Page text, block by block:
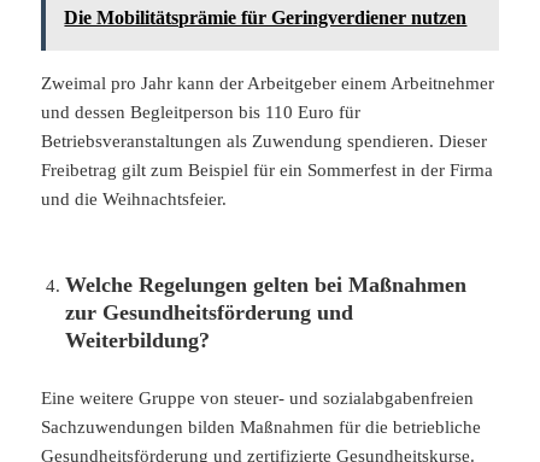
Die Mobilitätsprämie für Geringverdiener nutzen
Zweimal pro Jahr kann der Arbeitgeber einem Arbeitnehmer
und dessen Begleitperson bis 110 Euro für
Betriebsveranstaltungen als Zuwendung spendieren. Dieser
Freibetrag gilt zum Beispiel für ein Sommerfest in der Firma
und die Weihnachtsfeier.
Welche Regelungen gelten bei Maßnahmen
zur Gesundheitsförderung und
Weiterbildung?
Eine weitere Gruppe von steuer- und sozialabgabenfreien
Sachzuwendungen bilden Maßnahmen für die betriebliche
Gesundheitsförderung und zertifizierte Gesundheitskurse.